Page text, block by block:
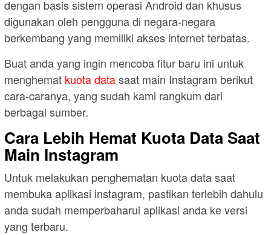
dengan basis sistem operasi Android dan khusus
digunakan oleh pengguna di negara-negara
berkembang yang memiliki akses internet terbatas.
Buat anda yang ingin mencoba fitur baru ini untuk
menghemat kuota datasaat main Instagram berikut
cara-caranya, yang sudah kami rangkum dari
berbagai sumber.
Cara Lebih Hemat Kuota Data Saat
Main Instagram
Untuk melakukan penghematan kuota data saat
membuka aplikasi instagram, pastikan terlebih dahulu
anda sudah memperbaharui aplikasi anda ke versi
yang terbaru.